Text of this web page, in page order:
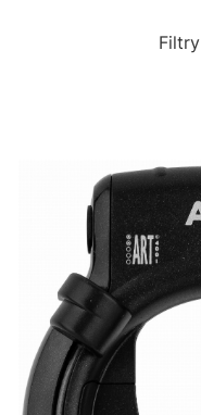
Filtry